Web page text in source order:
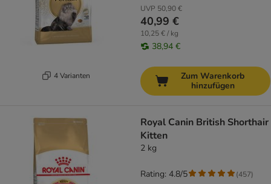
4 Varianten
UVP 50,90 €
40,99 €
10,25 € / kg
38,94 €
Zum Warenkorb
hinzufügen
Royal Canin British Shorthair
Kitten
2 kg
Rating: 4.8/5 (457)